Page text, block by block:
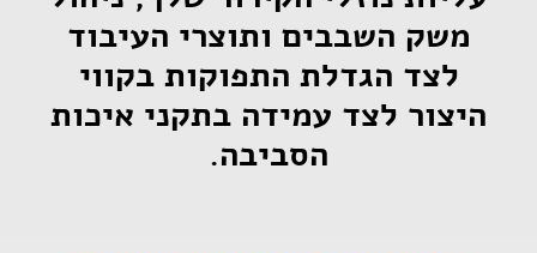
משק השבבים ותוצרי העיבוד
לצד הגדלת התפוקות בקווי
היצור לצד עמידה בתקני איכות
הסביבה.